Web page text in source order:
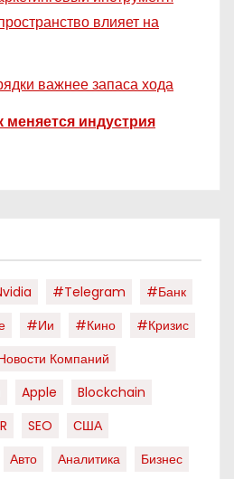
влияет на
важнее запаса хода
меняется индустрия
#telegram
#банк
#ии #кино
#кризис
Компаний
Apple
Blockchain
SEO
США
Авто Аналитика
Бизнес